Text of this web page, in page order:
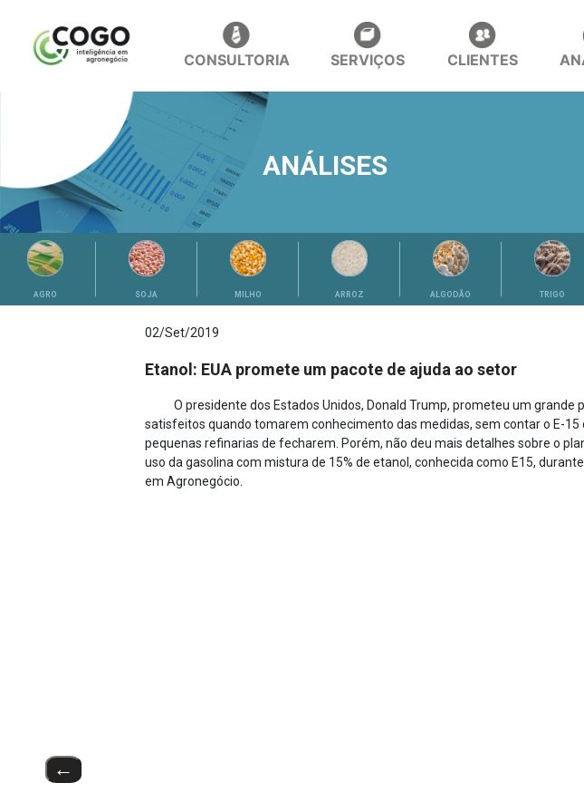
CONSULTORIA SERVIÇOS CLIENTES
ANÁLISES
AGRO SOJA MILHO ARROZ ALGODÃO TRIGO
02/Set/2019
Etanol: EUA promete um pacote de ajuda ao setor
O presidente dos Estados Unidos, Donald Trump, prometeu um
satisfeitos quando tomarem conhecimento das medidas, sem contar o E-
pequenas refinarias de fecharem. Porém, não deu mais detalhes sobre o
uso da gasolina com mistura de 15% de etanol, conhecida como E15,
em Agronegócio.
←